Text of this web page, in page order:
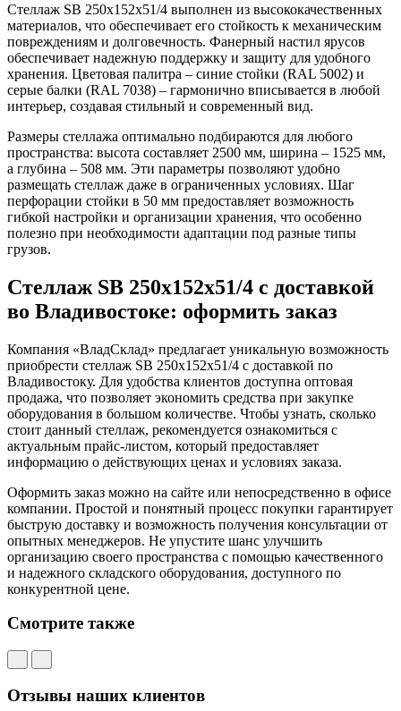
Стеллаж SB 250x152x51/4 выполнен из высококачественных
материалов, что обеспечивает его стойкость к механическим
повреждениям и долговечность. Фанерный настил ярусов
обеспечивает надежную поддержку и защиту для удобного
хранения. Цветовая палитра – синие стойки (RAL 5002) и
серые балки (RAL 7038) – гармонично вписывается в любой
интерьер, создавая стильный и современный вид.
Размеры стеллажа оптимально подбираются для любого
пространства: высота составляет 2500 мм, ширина – 1525 мм,
а глубина – 508 мм. Эти параметры позволяют удобно
размещать стеллаж даже в ограниченных условиях. Шаг
перфорации стойки в 50 мм предоставляет возможность
гибкой настройки и организации хранения, что особенно
полезно при необходимости адаптации под разные типы
грузов.
Стеллаж SB 250x152x51/4 с доставкой
во Владивостоке: оформить заказ
Компания «ВладСклад» предлагает уникальную возможность
приобрести стеллаж SB 250x152x51/4 с доставкой по
Владивостоку. Для удобства клиентов доступна оптовая
продажа, что позволяет экономить средства при закупке
оборудования в большом количестве. Чтобы узнать, сколько
стоит данный стеллаж, рекомендуется ознакомиться с
актуальным прайс-листом, который предоставляет
информацию о действующих ценах и условиях заказа.
Оформить заказ можно на сайте или непосредственно в офисе
компании. Простой и понятный процесс покупки гарантирует
быструю доставку и возможность получения консультации от
опытных менеджеров. Не упустите шанс улучшить
организацию своего пространства с помощью качественного
и надежного складского оборудования, доступного по
конкурентной цене.
Смотрите также
Отзывы наших клиентов